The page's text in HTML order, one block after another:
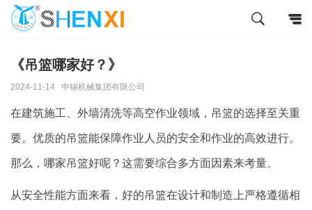
《吊篮哪家好？》
2024-11-14 申锡机械集团有限公司
在建筑施工、外墙清洗等高空作业领域，吊篮的选择至关重
要。优质的吊篮能保障作业人员的安全和作业的高效进行。
那么，哪家吊篮好呢？这需要综合多方面因素来考量。
从安全性能方面来看，好的吊篮在设计和制造上严格遵循相